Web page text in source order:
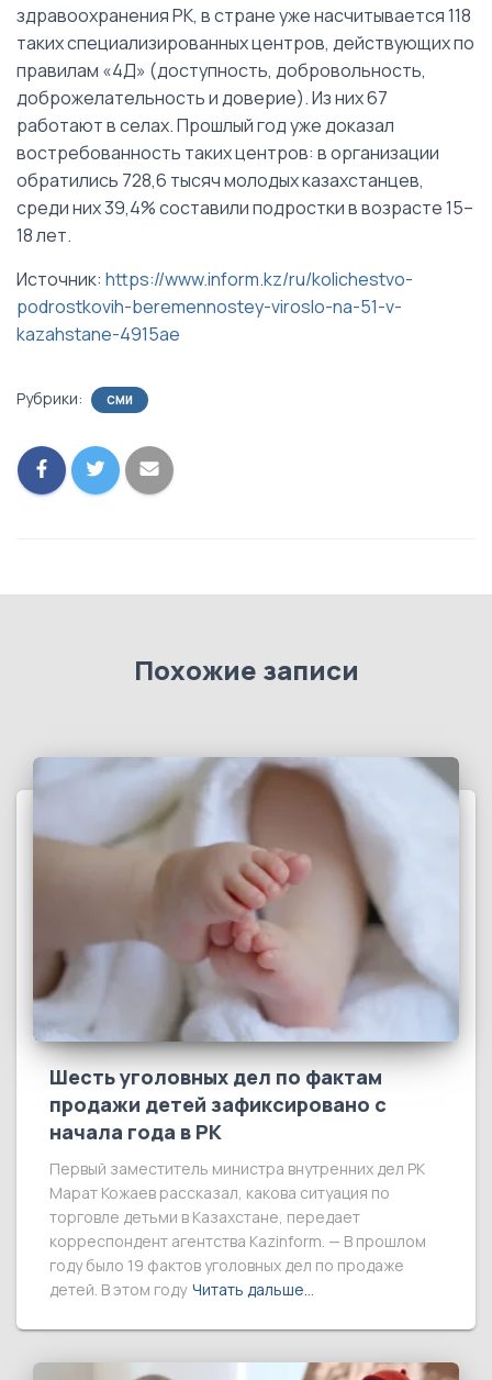
здравоохранения РК, в стране уже насчитывается 118
таких специализированных центров, действующих по
правилам «4Д» (доступность, добровольность,
доброжелательность и доверие). Из них 67
работают в селах. Прошлый год уже доказал
востребованность таких центров: в организации
обратились 728,6 тысяч молодых казахстанцев,
среди них 39,4% составили подростки в возрасте 15–
18 лет.
Источник: https://www.inform.kz/ru/kolichestvo-
podrostkovih-beremennostey-viroslo-na-51-v-
kazahstane-4915ae
Рубрики: СМИ
Похожие записи
Шесть уголовных дел по фактам
продажи детей зафиксировано с
начала года в РК
Первый заместитель министра внутренних дел РК
Марат Кожаев рассказал, какова ситуация по
торговле детьми в Казахстане, передает
корреспондент агентства Kazinform. — В прошлом
году было 19 фактов уголовных дел по продаже
детей. В этом году Читать дальше…